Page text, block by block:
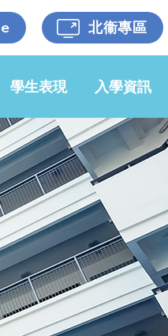
北衞專區
學生表現
光榮榜
佳作共賞
自學成果
獎學金
小六升中
自學樂繽紛
入學資訊
小一入學事
宜
申請2026-
27年度小
一候補生事
宜
申請插班生
學生入學資